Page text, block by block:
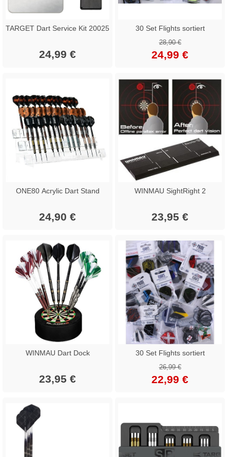
TARGET Dart Service Kit 20025
24,99 €
30 Set Flights sortiert
28,90 €
24,99 €
ONE80 Acrylic Dart Stand
24,90 €
WINMAU SightRight 2
23,95 €
WINMAU Dart Dock
23,95 €
30 Set Flights sortiert
26,99 €
22,99 €